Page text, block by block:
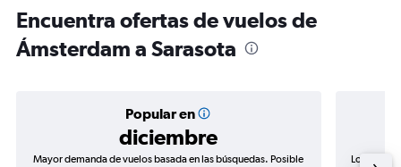
Encuentra ofertas de vuelos de
Ámsterdam a Sarasota
Popular en
diciembre
Mayor demanda de vuelos basada en las búsquedas. Posible
Los